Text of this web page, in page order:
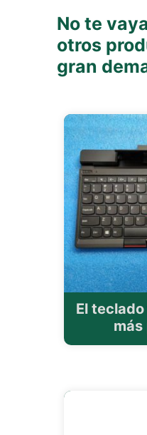
No te
otros
gran
El